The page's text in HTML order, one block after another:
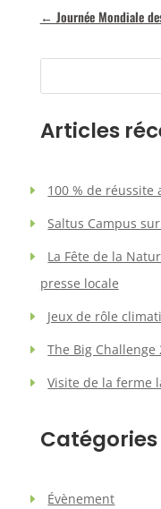
← Journée Mondiale
Articles
100 % de réussite
Saltus Campus
La Fête de la
presse locale
Jeux de rôle
The Big Challenge
Visite de la ferme
Catégories
Évènement